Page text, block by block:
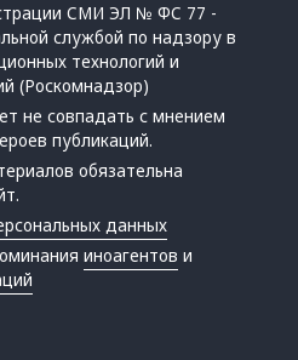
СМИ ЭЛ № ФС 77 -
службой по надзору в
технологий и
(Роскомнадзор)
не совпадать с мнением
публикаций.
обязательна
данных
иноагентов и